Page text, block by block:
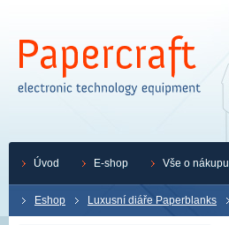
Eshop Luxusní diáře Paperblanks
Úvod E-shop Vše o nákupu